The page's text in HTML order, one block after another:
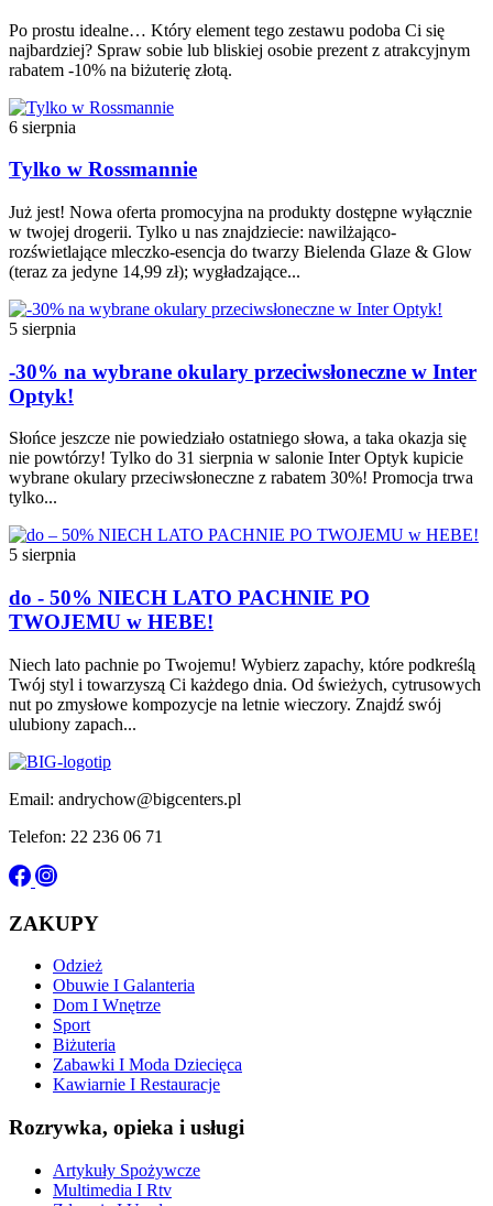
Po prostu idealne… Który element tego zestawu podoba Ci się
najbardziej? Spraw sobie lub bliskiej osobie prezent z atrakcyjnym
rabatem -10% na biżuterię złotą.
6 sierpnia
Tylko w Rossmannie
Już jest! Nowa oferta promocyjna na produkty dostępne wyłącznie
w twojej drogerii. Tylko u nas znajdziecie: nawilżająco-
rozświetlające mleczko-esencja do twarzy Bielenda Glaze & Glow
(teraz za jedyne 14,99 zł); wygładzające...
5 sierpnia
-30% na wybrane okulary przeciwsłoneczne w Inter
Optyk!
Słońce jeszcze nie powiedziało ostatniego słowa, a taka okazja się
nie powtórzy! Tylko do 31 sierpnia w salonie Inter Optyk kupicie
wybrane okulary przeciwsłoneczne z rabatem 30%! Promocja trwa
tylko...
5 sierpnia
do - 50% NIECH LATO PACHNIE PO
TWOJEMU w HEBE!
Niech lato pachnie po Twojemu! Wybierz zapachy, które podkreślą
Twój styl i towarzyszą Ci każdego dnia. Od świeżych, cytrusowych
nut po zmysłowe kompozycje na letnie wieczory. Znajdź swój
ulubiony zapach...
Email: andrychow@bigcenters.pl
Telefon: 22 236 06 71
ZAKUPY
Odzież
Obuwie I Galanteria
Dom I Wnętrze
Sport
Biżuteria
Zabawki I Moda Dziecięca
Kawiarnie I Restauracje
Rozrywka, opieka i usługi
Artykuły Spożywcze
Multimedia I Rtv